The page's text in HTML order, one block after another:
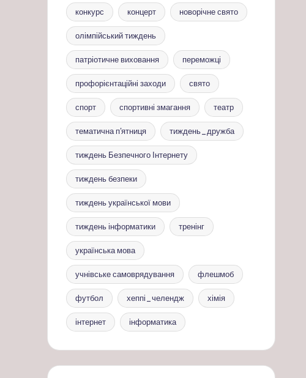
конкурс концерт новорічне свято
олімпійський тиждень
патріотичне виховання переможці
профорієнтаційні заходи свято
спорт спортивні змагання театр
тематична п'ятниця тиждень_дружба
тиждень Безпечного Інтернету
тиждень безпеки
тиждень української мови
тиждень інформатики тренінг
українська мова
учнівське самоврядування флешмоб
футбол хеппі_челендж хімія
інтернет інформатика